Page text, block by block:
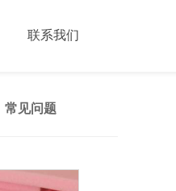
常见问题
联系我们